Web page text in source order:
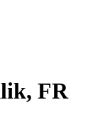
FR